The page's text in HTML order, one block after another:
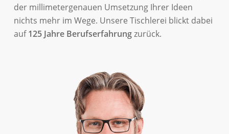
der millimetergenauen Umsetzung Ihrer Ideen
nichts mehr im Wege. Unsere Tischlerei blickt dabei
auf125 Jahre Berufserfahrungzurück.